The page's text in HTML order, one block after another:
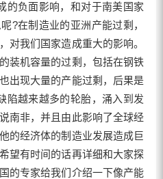
的负面影响，和对于南美国家
?在制造业的亚洲产能过剩，
对我们国家造成重大的影响。
装机容量的过剩，包括在钢铁
出现大量的产能过剩，后果是
陷越来越多的轮胎，涌入到发
南非，并且由此影响了全球经
的经济体的制造业发展造成巨
望有时间的话再详细和大家探
的专家给我们介绍一下像产能